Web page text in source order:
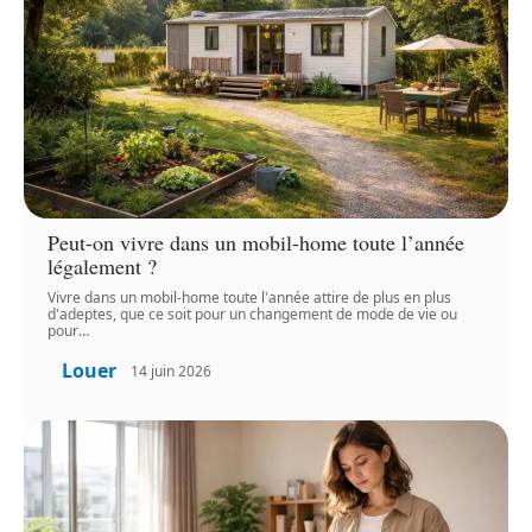
Peut-on vivre dans un mobil-home toute l’année
légalement ?
Vivre dans un mobil-home toute l'année attire de plus en plus
d'adeptes, que ce soit pour un changement de mode de vie ou
pour…
Louer 14 juin 2026